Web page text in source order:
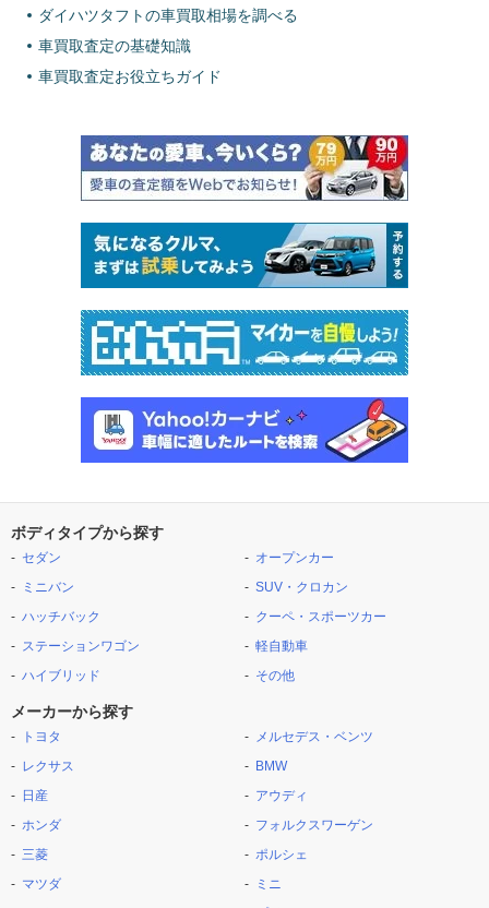
ダイハツタフトの車買取相場を調べる
車買取査定の基礎知識
車買取査定お役立ちガイド
ボディタイプから探す
セダン
ミニバン
ハッチバック
ステーションワゴン
ハイブリッド
オープンカー
SUV・クロカン
クーペ・スポーツカー
軽自動車
その他
メーカーから探す
トヨタ
レクサス
日産
ホンダ
三菱
マツダ
メルセデス・ベンツ
BMW
アウディ
フォルクスワーゲン
ポルシェ
ミニ